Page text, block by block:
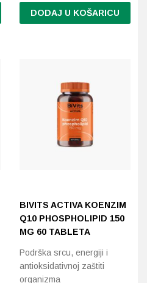
DODAJ U KOŠARICU
BIVITS ACTIVA KOENZIM
Q10 PHOSPHOLIPID 150
MG 60 TABLETA
Podrška srcu, energiji i
antioksidativnoj zaštiti
organizma